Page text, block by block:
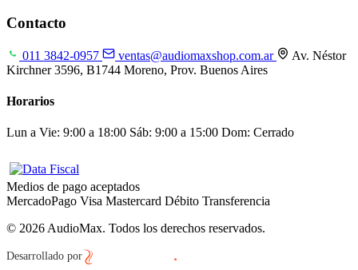
Contacto
011 3842-0957 ventas@audiomaxshop.com.ar
Av. Néstor
Kirchner 3596, B1744 Moreno, Prov. Buenos Aires
Horarios
Lun a Vie: 9:00 a 18:00 Sáb: 9:00 a 15:00 Dom: Cerrado
Medios de pago aceptados
MercadoPago Visa Mastercard Débito Transferencia
© 2026 AudioMax. Todos los derechos reservados.
Desarrollado por